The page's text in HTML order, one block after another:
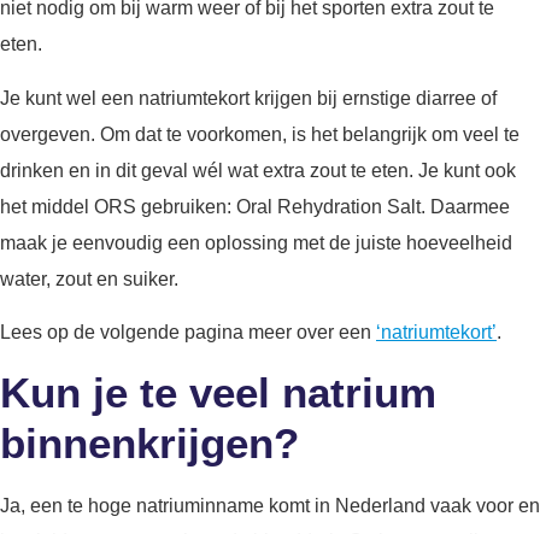
niet nodig om bij warm weer of bij het sporten extra zout te
eten.
Je kunt wel een natriumtekort krijgen bij ernstige diarree of
overgeven. Om dat te voorkomen, is het belangrijk om veel te
drinken en in dit geval wél wat extra zout te eten. Je kunt ook
het middel ORS gebruiken: Oral Rehydration Salt. Daarmee
maak je eenvoudig een oplossing met de juiste hoeveelheid
water, zout en suiker.
Lees op de volgende pagina meer over een ‘natriumtekort’.
Kun je te veel natrium
binnenkrijgen?
Ja, een te hoge natriuminname komt in Nederland vaak voor en